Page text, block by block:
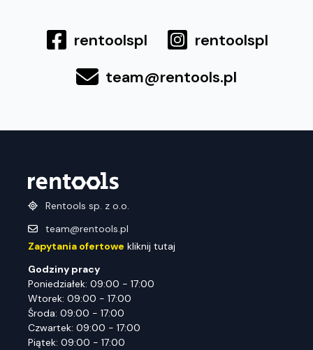
rentoolspl
rentoolspl
team@rentools.pl
Rentools sp. z o.o.
team@rentools.pl
Zapytania ofertowe kliknij tutaj
Godziny pracy
Poniedziałek: 09:00 - 17:00
Wtorek: 09:00 - 17:00
Środa: 09:00 - 17:00
Czwartek: 09:00 - 17:00
Piątek: 09:00 - 17:00